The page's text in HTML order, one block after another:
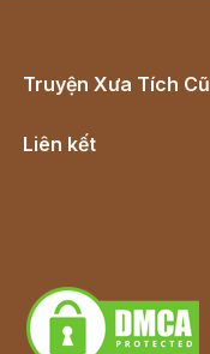
Truyện Xưa Tích Cũ
Liên kết